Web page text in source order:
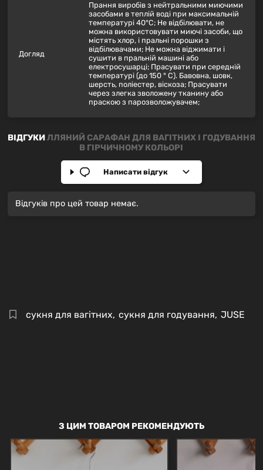
Догляд
Прання виробів з нейтральними миючими
засобами в теплій воді при максимальній
температурі 40°С; Не відбілювати, не
можна використовувати миючі засоби, що
містять хлор, і пральні порошки з
відбілювачами; Не можна віджимати і
сушити в пральній машині або
електросушарці; Прасувати при середній
температурі (до 150 ° С). Бавовна, шовк,
шерсть, поліестер, віскоза; Прасувати
через злегка зволожену тканину або
праскою з парозволожувачем;
ВІДГУКИЛЛЯНИЙ САРАФАН ДЛЯ ВАГІТНИХ І ГОДУВАННЯ
В ГІРЧИЧНОМУ КОЛЬОРІ
Написати відгук
Відгуків про цей товар немає.
сукня для вагітних, сукня для годування, JUSE
З ЦИМ ТОВАРОМ РЕКОМЕНДУЮТЬ